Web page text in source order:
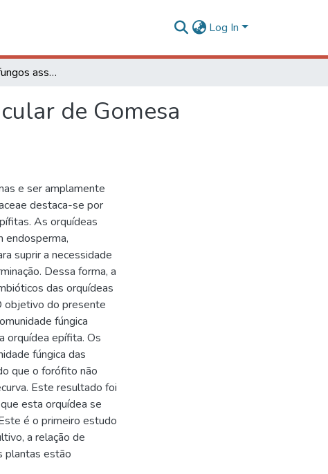
Log In
Diversidade de fungos associados ao sistema radicular de Gomesa recurva em diferentes forófitos
de Gomesa
e ser amplamente
destaca-se por
As orquídeas
endosperma,
suprir a necessidade
Dessa forma, a
das orquídeas
objetivo do presente
fúngica
orquídea epífita. Os
fúngica das
que o forófito não
Este resultado foi
esta orquídea se
é o primeiro estudo
a relação de
plantas estão